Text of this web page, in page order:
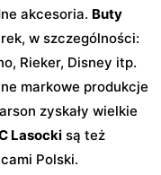
akcesoria. Buty
w szczególności:
Rieker, Disney itp.
markowe produkcje
zyskały wielkie
Lasocki są też
Polski.